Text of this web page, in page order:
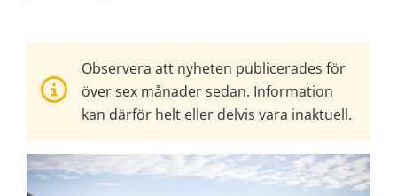
Observera att nyheten publicerades för
över sex månader sedan. Information
kan därför helt eller delvis vara inaktuell.